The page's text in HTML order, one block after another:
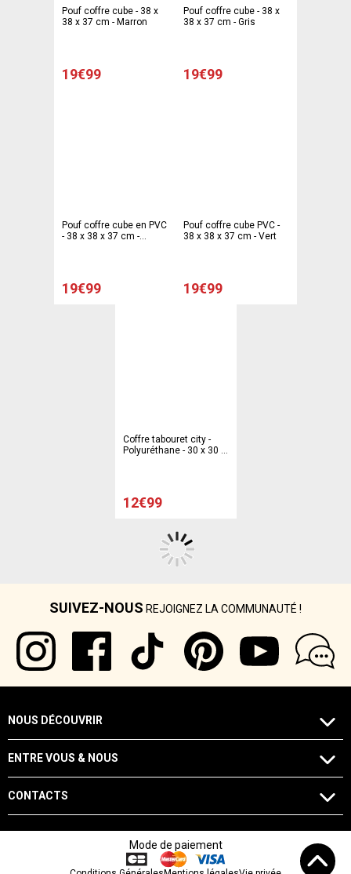
Pouf coffre cube - 38 x
38 x 37 cm - Marron
19€99
Pouf coffre cube - 38 x
38 x 37 cm - Gris
19€99
Pouf coffre cube en PVC
- 38 x 38 x 37 cm -
19€99
Pouf coffre cube PVC -
38 x 38 x 37 cm - Vert
19€99
Coffre tabouret city -
Polyuréthane - 30 x 30 x
12€99
SUIVEZ-NOUS REJOIGNEZ LA COMMUNAUTÉ !
NOUS DÉCOUVRIR
ENTRE VOUS & NOUS
CONTACTS
Mode de paiement